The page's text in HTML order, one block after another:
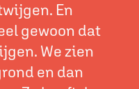
En
gewoon dat
We zien
en dan